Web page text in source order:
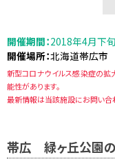
開催期間：2018年4月下
開催場所：北海道帯広市
新型コロナウイルス感染症の拡
能性があります。
最新情報は当該施設にお問い合
帯広 緑ヶ丘公園